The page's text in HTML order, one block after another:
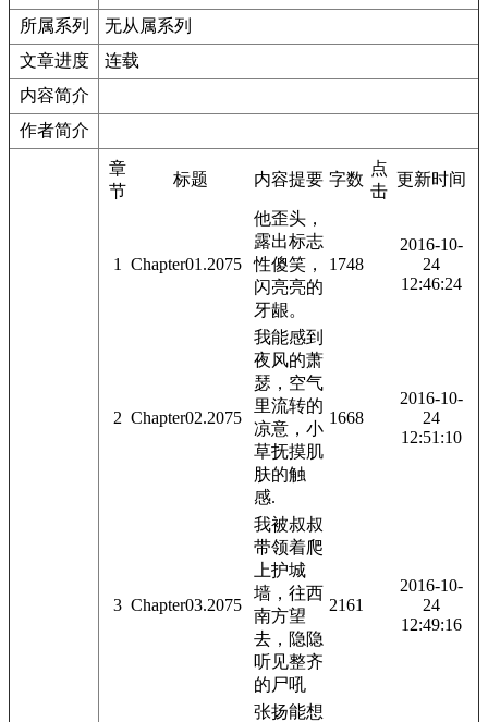
所属系列
无从属系列
文章进度
连载
内容简介
作者简介
章
节
标题 内容提要 字数
点
击
更新时间
1 Chapter01.2075
他歪头，
露出标志
性傻笑，
闪亮亮的
牙龈。
1748
2016-10-
24
12:46:24
2 Chapter02.2075
我能感到
夜风的萧
瑟，空气
里流转的
凉意，小
草抚摸肌
肤的触
感.
1668
2016-10-
24
12:51:10
3 Chapter03.2075
我被叔叔
带领着爬
上护城
墙，往西
南方望
去，隐隐
听见整齐
的尸吼
2161
2016-10-
24
12:49:16
张扬能想